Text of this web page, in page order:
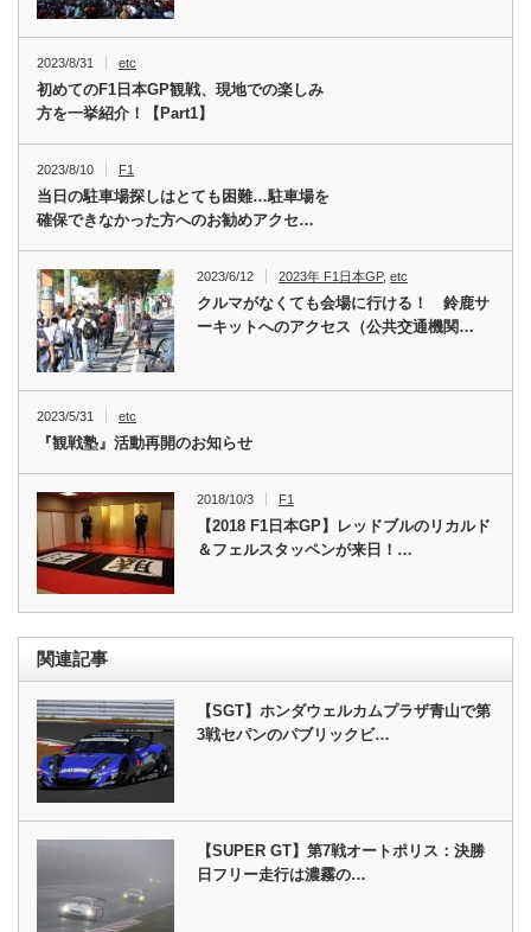
2023/8/31 etc
初めてのF1日本GP観戦、現地での楽しみ
方を一挙紹介！【Part1】
2023/8/10 F1
当日の駐車場探しはとても困難…駐車場を
確保できなかった方へのお勧めアクセ…
2023/6/12 2023年 F1日本GP,etc
クルマがなくても会場に行ける！ 鈴鹿サ
ーキットへのアクセス（公共交通機関…
2023/5/31 etc
『観戦塾』活動再開のお知らせ
2018/10/3 F1
【2018 F1日本GP】レッドブルのリカルド
＆フェルスタッペンが来日！…
関連記事
【SGT】ホンダウェルカムプラザ青山で第
3戦セパンのパブリックビ…
【SUPER GT】第7戦オートポリス：決勝
日フリー走行は濃霧の…